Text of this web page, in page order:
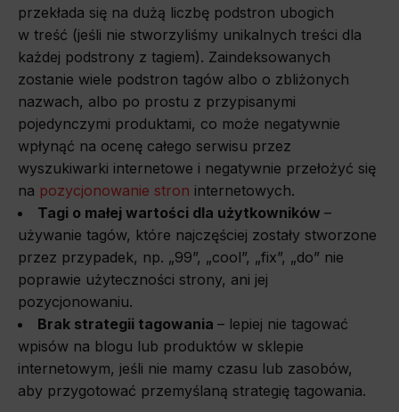
przekłada się na dużą liczbę podstron ubogich
w treść (jeśli nie stworzyliśmy unikalnych treści dla
każdej podstrony z tagiem). Zaindeksowanych
zostanie wiele podstron tagów albo o zbliżonych
nazwach, albo po prostu z przypisanymi
pojedynczymi produktami, co może negatywnie
wpłynąć na ocenę całego serwisu przez
wyszukiwarki internetowe i negatywnie przełożyć się
na pozycjonowanie stron internetowych.
Tagi o małej wartości dla użytkowników –
używanie tagów, które najczęściej zostały stworzone
przez przypadek, np. „99”, „cool”, „fix”, „do” nie
poprawie użyteczności strony, ani jej
pozycjonowaniu.
Brak strategii tagowania – lepiej nie tagować
wpisów na blogu lub produktów w sklepie
internetowym, jeśli nie mamy czasu lub zasobów,
aby przygotować przemyślaną strategię tagowania.